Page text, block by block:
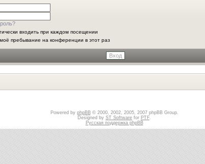
входить при каждом посещении
пребывание на конференции в этот раз
Powered by phpBB© 2000, 2002, 2005, 2007 phpBB Group.
Designed by ST Software for PTF.
Русская поддержка phpBB